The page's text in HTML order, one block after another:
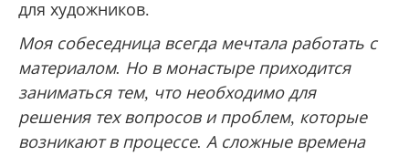
для художников.
Моя собеседница всегда мечтала работать с
материалом. Но в монастыре приходится
заниматься тем, что необходимо для
решения тех вопросов и проблем, которые
возникают в процессе. А сложные времена